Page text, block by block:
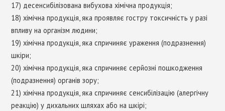
17) десенсибілізована вибухова хімічна продукція;
18) хімічна продукція, яка проявляє гостру токсичність у разі
впливу на організм людини;
19) хімічна продукція, яка спричиняє ураження (подразнення)
шкіри;
20) хімічна продукція, яка спричиняє серйозні пошкодження
(подразнення) органів зору;
21) хімічна продукція, яка спричиняє сенсибілізацію (алергічну
реакцію) у дихальних шляхах або на шкірі;